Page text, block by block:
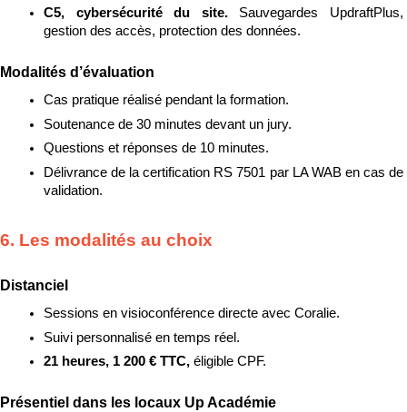
C5, cybersécurité du site. Sauvegardes UpdraftPlus,
gestion des accès, protection des données.
Modalités d’évaluation
Cas pratique réalisé pendant la formation.
Soutenance de 30 minutes devant un jury.
Questions et réponses de 10 minutes.
Délivrance de la certification RS 7501 par LA WAB en cas de
validation.
6. Les modalités au choix
Distanciel
Sessions en visioconférence directe avec Coralie.
Suivi personnalisé en temps réel.
21 heures, 1 200 € TTC, éligible CPF.
Présentiel dans les locaux Up Académie